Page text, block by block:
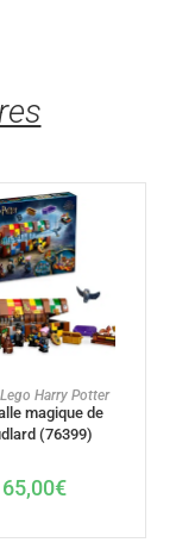
AU PANIER
Lego Harry Potter
magique de
(76399)
65,00€